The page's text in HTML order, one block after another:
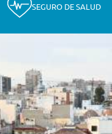
SEGURO DE SALUD